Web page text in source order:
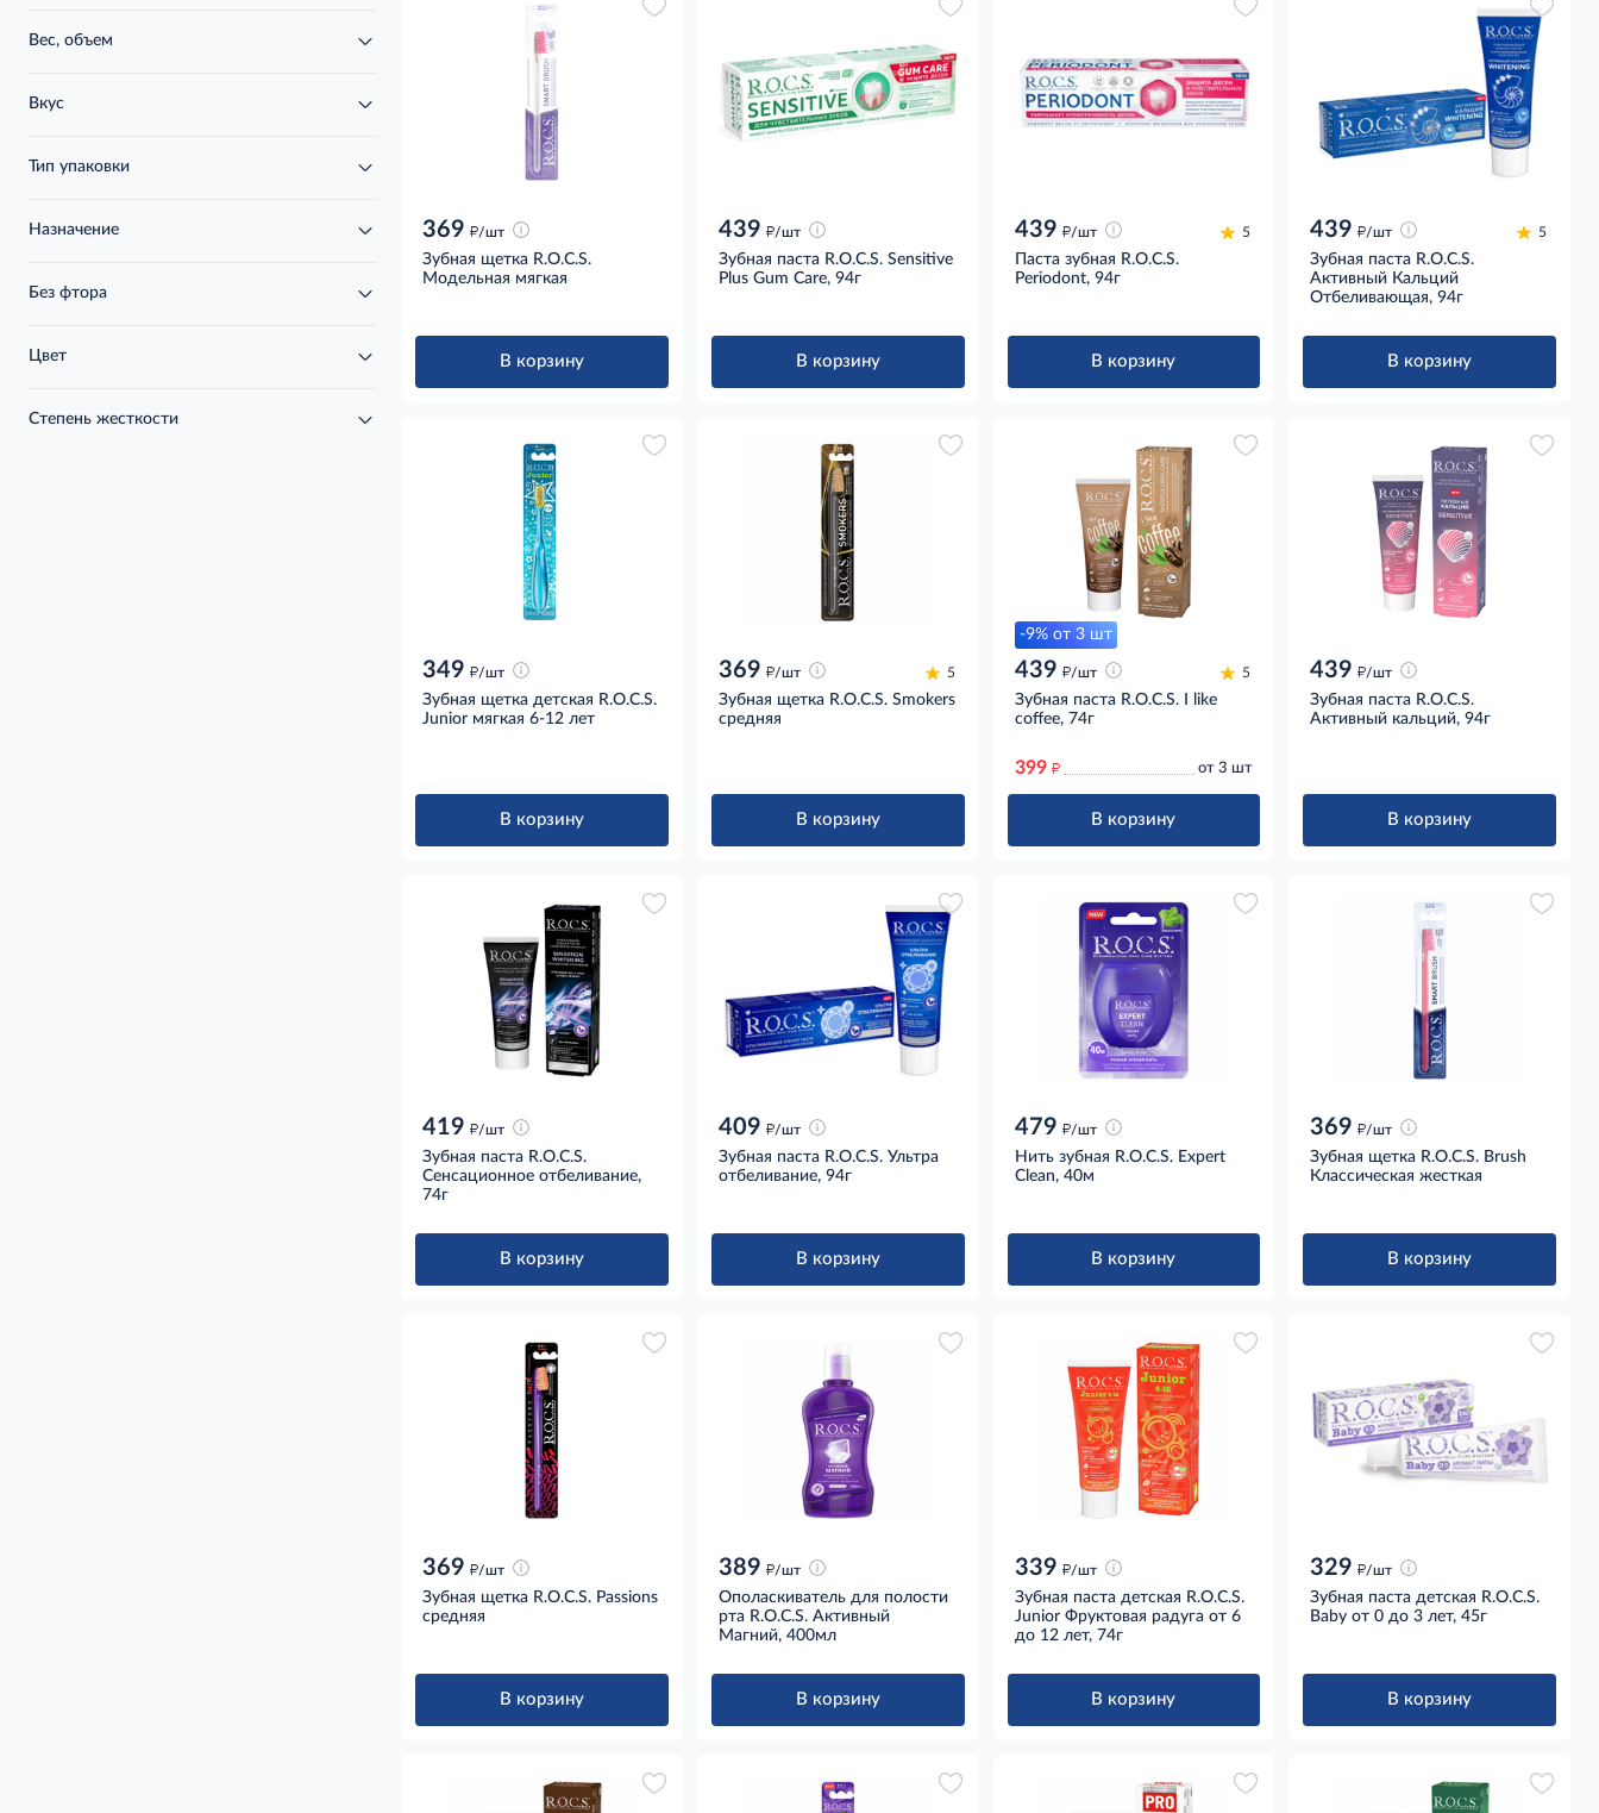
Вес, объем
Вкус
Тип упаковки
Назначение
Без фтора
Цвет
Степень жесткости
369 д/шт
Зубная щетка R.O.C.S.
Модельная мягкая
В корзину
439 д/шт
Зубная паста R.O.C.S. Sensitive
Plus Gum Care, 94г
В корзину
439 д/шт 5
Паста зубная R.O.C.S.
Periodont, 94г
В корзину
439 д/шт 5
Зубная паста R.O.C.S.
Активный Кальций
Отбеливающая, 94г
В корзину
349 д/шт
Зубная щетка детская R.O.C.S.
Junior мягкая 6-12 лет
В корзину
369 д/шт 5
Зубная щетка R.O.C.S. Smokers
средняя
В корзину
-9% от 3 шт
439 д/шт 5
Зубная паста R.O.C.S. I like
coffee, 74г
399 д от 3 шт
В корзину
439 д/шт
Зубная паста R.O.C.S.
Активный кальций, 94г
В корзину
419 д/шт
Зубная паста R.O.C.S.
Сенсационное отбеливание,
74г
В корзину
409 д/шт
Зубная паста R.O.C.S. Ультра
отбеливание, 94г
В корзину
479 д/шт
Нить зубная R.O.C.S. Expert
Clean, 40м
В корзину
369 д/шт
Зубная щетка R.O.C.S. Brush
Классическая жесткая
В корзину
369 д/шт
Зубная щетка R.O.C.S. Passions
средняя
В корзину
389 д/шт
Ополаскиватель для полости
рта R.O.C.S. Активный
Магний, 400мл
В корзину
339 д/шт
Зубная паста детская R.O.C.S.
Junior Фруктовая радуга от 6
до 12 лет, 74г
В корзину
329 д/шт
Зубная паста детская R.O.C.S.
Baby от 0 до 3 лет, 45г
В корзину